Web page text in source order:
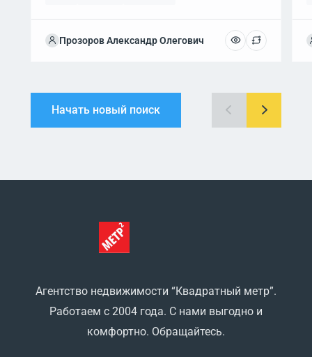
Прозоров Александр Олегович
Начать новый поиск
Агентство недвижимости “Квадратный метр”.
Работаем с 2004 года. С нами выгодно и
комфортно. Обращайтесь.